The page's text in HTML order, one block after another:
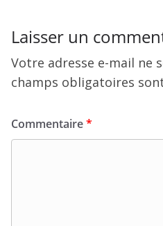
Laisser un
Votre adresse e-mail ne
champs obligatoires
Commentaire*